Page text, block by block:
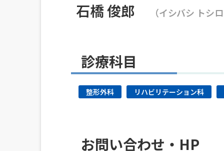
石橋 俊郎
（イシバシ トシロ
診療科目
整形外科 リハビリテーション科
お問い合わせ・HP